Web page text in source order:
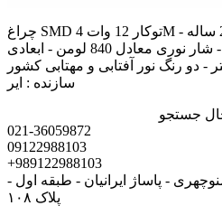
چراغ SMD توکار 12 وات 4M مدل رونیکس - ضمانت نامه 2 ساله -
زاویه تابش نور 120 درجه ای - شار نوری معادل 840 لومن - ابعادی
* 65 میلی متر - دو رنگ نور آفتابی و مهتابی کشور
سازنده : ایر
جستجو
021-36059872
09122988103
+989122988103
- پاساژ ایرانیان - طبقه اول -
پلاک ۱۰۸